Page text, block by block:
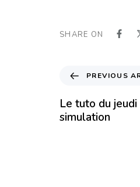
SHARE ON
PREVIOUS
Le tuto du
simulation